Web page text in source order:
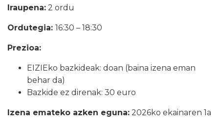
Iraupena: 2 ordu
Ordutegia: 16:30 – 18:30
Prezioa:
EIZIEko bazkideak: doan (baina izena eman
behar da)
Bazkide ez direnak: 30 euro
Izena emateko azken eguna: 2026ko ekainaren 1a